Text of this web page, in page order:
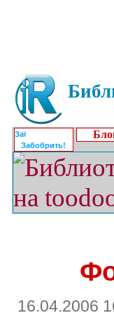
Забобрить!
16.04.2006